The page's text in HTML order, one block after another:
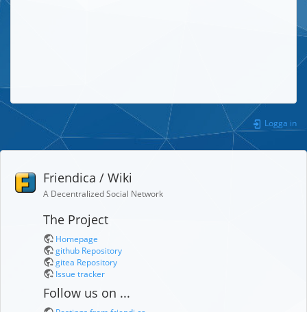
Logga in
Friendica / Wiki
A Decentralized Social Network
The Project
Homepage
github Repository
gitea Repository
Issue tracker
Follow us on ...